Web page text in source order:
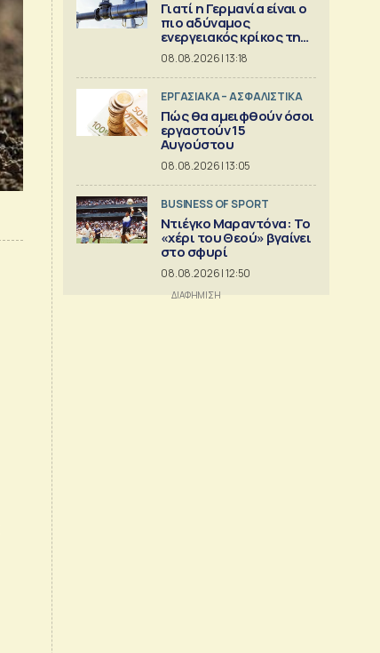
Γιατί η Γερμανία είναι ο
πιο αδύναμος
ενεργειακός κρίκος της
Ευρώπης
08.08.2026 | 13:18
ΕΡΓΑΣΙΑΚΑ – ΑΣΦΑΛΙΣΤΙΚΑ
Πώς θα αμειφθούν όσοι
εργαστούν 15
Αυγούστου
08.08.2026 | 13:05
BUSINESS OF SPORT
Ντιέγκο Μαραντόνα: Το
«χέρι του Θεού» βγαίνει
στο σφυρί
08.08.2026 | 12:50